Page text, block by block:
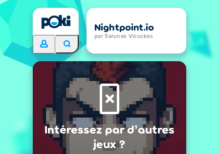
Nightpoint.io
par Sarunas Visockas
Intéressez par d’autres
jeux ?